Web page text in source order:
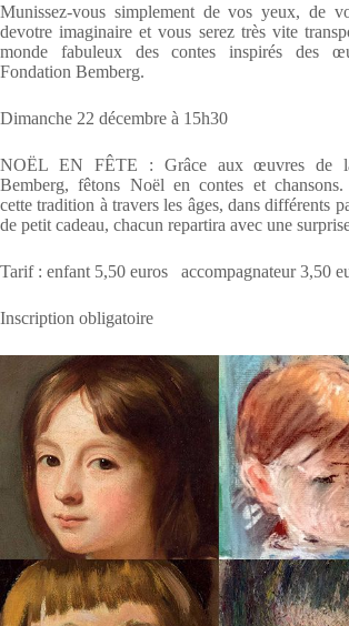
Munissez-vous simplement de vos yeux, de
devotre imaginaire et vous serez très vite
monde fabuleux des contes inspirés des
Fondation Bemberg.
Dimanche 22 décembre à 15h30
NOËL EN FÊTE : Grâce aux œuvres de
Bemberg, fêtons Noël en contes et chansons.
cette tradition à travers les âges, dans différents
de petit cadeau, chacun repartira avec une
Tarif : enfant 5,50 euros accompagnateur 3,50
Inscription obligatoire